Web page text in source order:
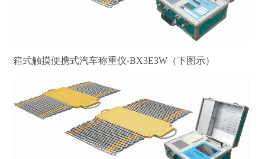
箱式触摸便携式汽车称重仪-BX3E3W（下图示）